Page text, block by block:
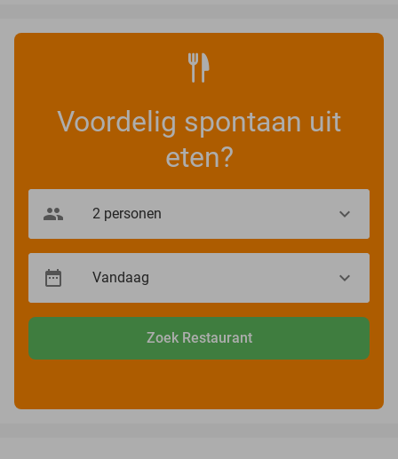
Voordelig spontaan uit
eten?
Zoek Restaurant